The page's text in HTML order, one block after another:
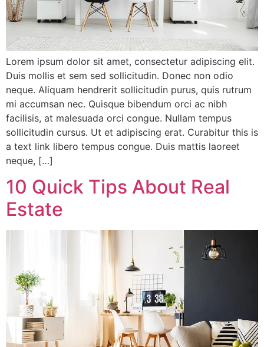
Lorem ipsum dolor sit amet, consectetur adipiscing elit.
Duis mollis et sem sed sollicitudin. Donec non odio
neque. Aliquam hendrerit sollicitudin purus, quis rutrum
mi accumsan nec. Quisque bibendum orci ac nibh
facilisis, at malesuada orci congue. Nullam tempus
sollicitudin cursus. Ut et adipiscing erat. Curabitur this is
a text link libero tempus congue. Duis mattis laoreet
neque, […]
10 Quick Tips About Real
Estate